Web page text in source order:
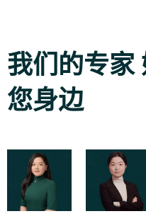
我们的专家
您身边